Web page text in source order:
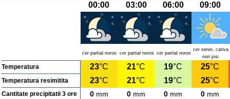
00:00 03:00 06:00 09:00
cer partial noros cer partial noros cer partial noros
cer senin, cativa
nori josi
Temperatura 23°C 21°C 19°C 25°C
Temperatura resimitita 23°C 21°C 19°C 25°C
Cantitate precipitatii 3 ore 0 mm 0 mm 0 mm 0 mm